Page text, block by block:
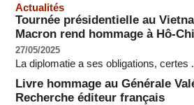
Actualités
Tournée présidentielle au
Macron rend hommage à Hô-
27/05/2025
La diplomatie a ses obligations, certes
Livre hommage au Générale
Recherche éditeur français